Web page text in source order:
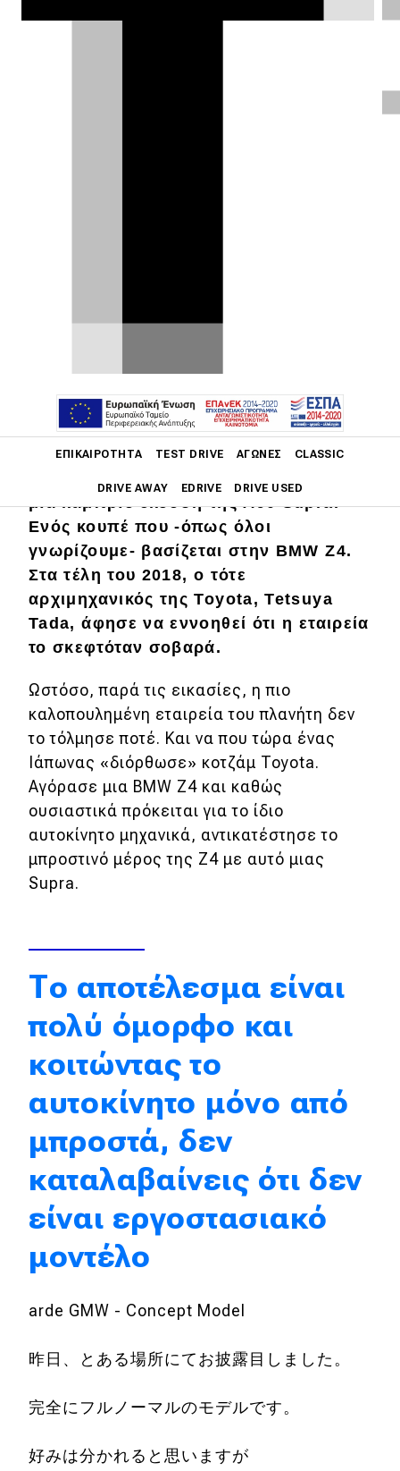
ΕΠΙΚΑΙΡΌΤΗΤΑ TEST DRIVE ΑΓΏΝΕΣ CLASSIC
DRIVE AWAY EDRIVE DRIVE USED
Main navigation
Επικαιρότητα
Νέα μοντέλα
Πρωτότυπα
Κόσμος
Τεχνολογία
Ασφάλεια
Αγορά
Απόψεις
Test Drive
Αποστολή
Συγκρίνουμε
Αγώνες
Formula 1
WRC
Motorsport
Eco
Τεχνολογία
Mobility
Classic
εμφανισιακά.
Για χρόνια, οι λάτρεις της Toyota
μια κάμπριο έκδοση της A90 Supra.
Ενός κουπέ που -όπως όλοι
γνωρίζουμε- βασίζεται στην BMW Z4.
Στα τέλη του 2018, ο τότε
αρχιμηχανικός της Toyota, Tetsuya
Tada, άφησε να εννοηθεί ότι η εταιρεία
το σκεφτόταν σοβαρά.
Ωστόσο, παρά τις εικασίες, η πιο
καλοπουλημένη εταιρεία του πλανήτη δεν
το τόλμησε ποτέ. Και να που τώρα ένας
Ιάπωνας «διόρθωσε» κοτζάμ Toyota.
Αγόρασε μια BMW Z4 και καθώς
ουσιαστικά πρόκειται για το ίδιο
αυτοκίνητο μηχανικά, αντικατέστησε το
μπροστινό μέρος της Z4 με αυτό μιας
Supra.
Το αποτέλεσμα είναι
πολύ όμορφο και
κοιτώντας το
αυτοκίνητο μόνο από
μπροστά, δεν
καταλαβαίνεις ότι δεν
είναι εργοστασιακό
μοντέλο
arde GMW - Concept Model
昨日、とある場所にてお披露目しました。
完全にフルノーマルのモデルです。
好みは分かれると思いますが